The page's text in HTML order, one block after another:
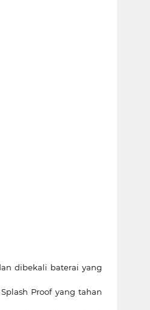
dibekali baterai yang
Proof yang tahan